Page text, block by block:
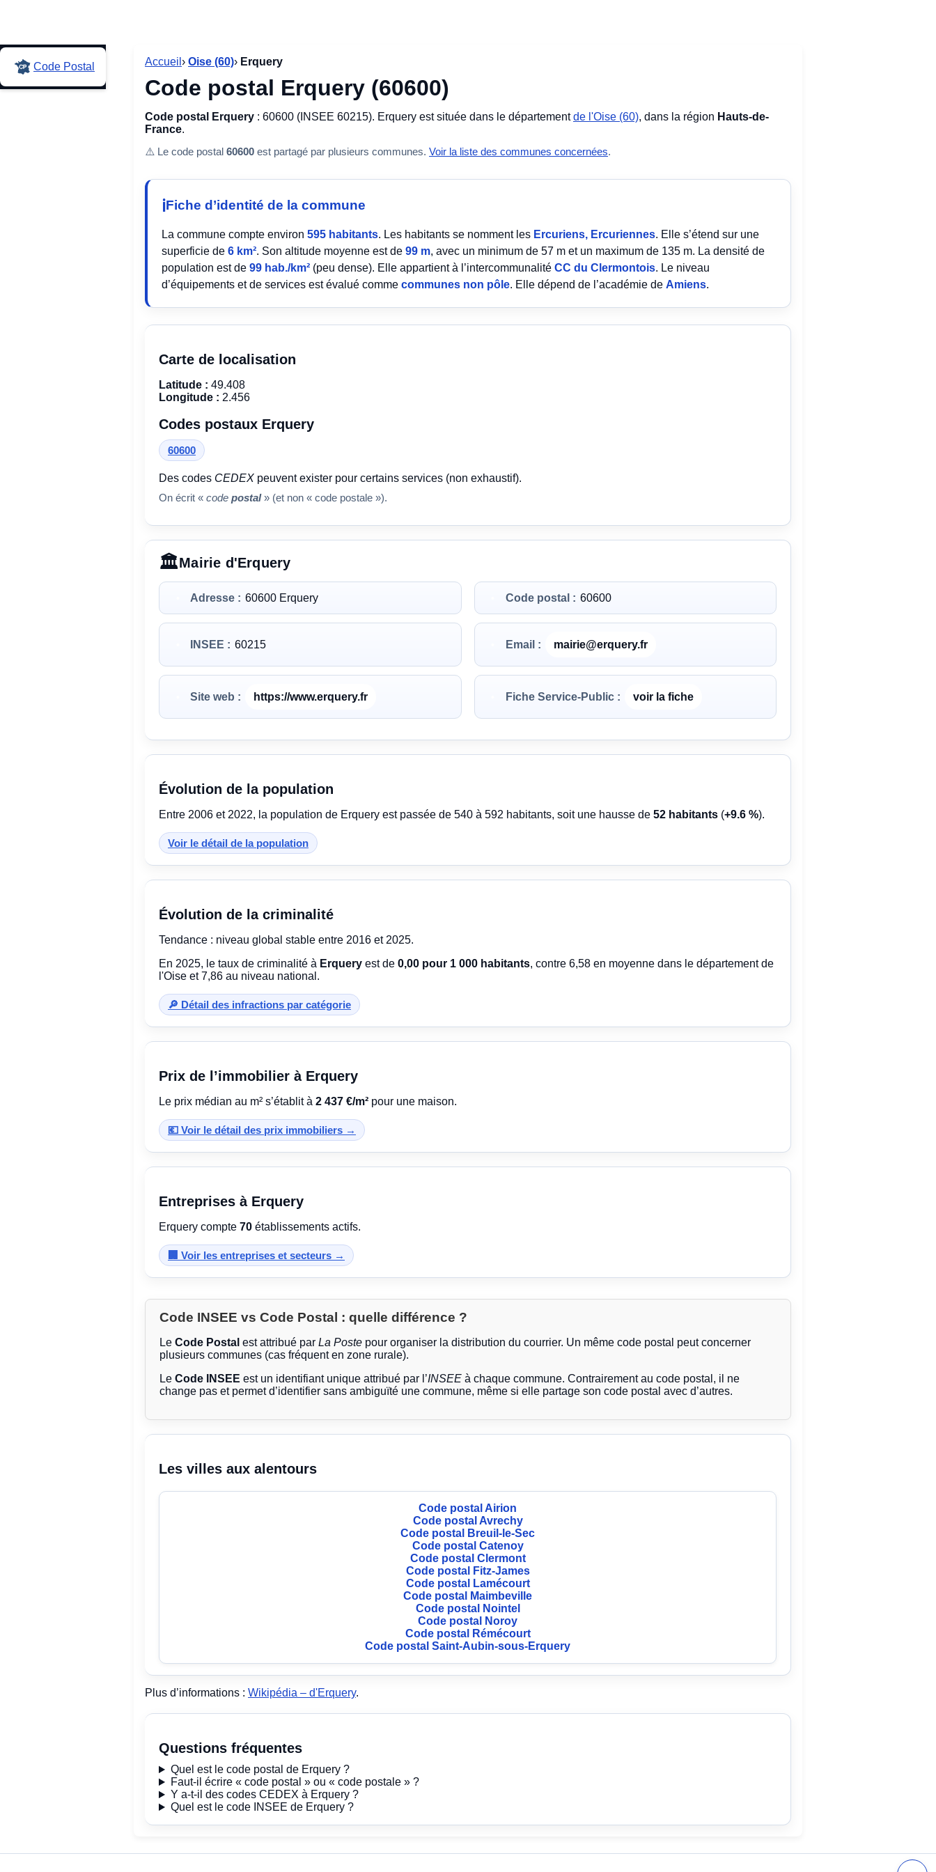
Code Postal Accueil › Oise (60)› Erquery
Code postal Erquery (60600)
Code postal Erquery : 60600 (INSEE 60215). Erquery est située dans le départementde l'Oise (60), dans la région Hauts-de-
France.
⚠️ Le code postal 60600 est partagé par plusieurs communes. Voir la liste des communes concernées.
Fiche d’identité de la commune
La commune compte environ 595 habitants. Les habitants se nomment les Ercuriens, Ercuriennes. Elle s’étend sur une
superficie de 6 km². Son altitude moyenne est de 99 m, avec un minimum de 57 m et un maximum de 135 m. La densité de
population est de 99 hab./km² (peu dense). Elle appartient à l’intercommunalité CC du Clermontois. Le niveau
d’équipements et de services est évalué comme communes non pôle. Elle dépend de l’académie de Amiens.
Carte de localisation
Latitude : 49.408
Longitude : 2.456
Codes postaux Erquery
60600
Des codes CEDEX peuvent exister pour certains services (non exhaustif).
On écrit « code postal» (et non « code postale »).
Mairie d'Erquery
Adresse : 60600 Erquery Code postal : 60600
INSEE : 60215 Email : mairie@erquery.fr
Site web : https://www.erquery.fr Fiche Service-Public : voir la fiche
Évolution de la population
Entre 2006 et 2022, la population de Erquery est passée de 540 à 592 habitants, soit une hausse de 52 habitants (+9.6 %).
Voir le détail de la population
Évolution de la criminalité
Tendance : niveau global stable entre 2016 et 2025.
En 2025, le taux de criminalité à Erquery est de 0,00 pour 1 000 habitants, contre 6,58 en moyenne dans le département de
l'Oise et 7,86 au niveau national.
🔎 Détail des infractions par catégorie
Prix de l’immobilier à Erquery
Le prix médian au m² s’établit à 2 437 €/m² pour une maison.
💶 Voir le détail des prix immobiliers →
Entreprises à Erquery
Erquery compte 70 établissements actifs.
🏢 Voir les entreprises et secteurs →
Code INSEE vs Code Postal : quelle différence ?
Le Code Postal est attribué par La Poste pour organiser la distribution du courrier. Un même code postal peut concerner
plusieurs communes (cas fréquent en zone rurale).
Le Code INSEE est un identifiant unique attribué par l’INSEE à chaque commune. Contrairement au code postal, il ne
change pas et permet d’identifier sans ambiguïté une commune, même si elle partage son code postal avec d’autres.
Les villes aux alentours
Code postal Airion
Code postal Avrechy
Code postal Breuil-le-Sec
Code postal Catenoy
Code postal Clermont
Code postal Fitz-James
Code postal Lamécourt
Code postal Maimbeville
Code postal Nointel
Code postal Noroy
Code postal Rémécourt
Code postal Saint-Aubin-sous-Erquery
Plus d’informations : Wikipédia – d'Erquery.
Questions fréquentes
Quel est le code postal de Erquery ?
Faut-il écrire « code postal » ou « code postale » ?
Y a-t-il des codes CEDEX à Erquery ?
Quel est le code INSEE de Erquery ?